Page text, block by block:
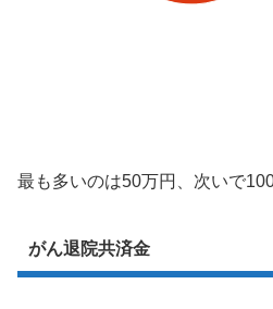
最も多いのは50万円、次いで
がん退院共済金